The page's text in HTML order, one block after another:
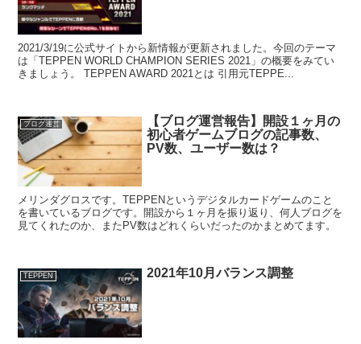
2021/3/19に公式サイトから新情報が更新されました。今回のテーマ
は「TEPPEN WORLD CHAMPION SERIES 2021」の概要をみてい
きましょう。 TEPPEN AWARD 2021とは 引用元TEPPE...
ブログ運営
【ブログ運営報告】開設１ヶ月の
初心者ゲームブログの記事数、
PV数、ユーザー数は？
メリンダグロスです。TEPPENというデジタルカードゲームのこと
を書いているブログです。開設から１ヶ月を振り返り、何人ブログを
見てくれたのか、またPV数はどれくらいだったのかまとめてます。
TEPPEN 2021年10月バランス調整